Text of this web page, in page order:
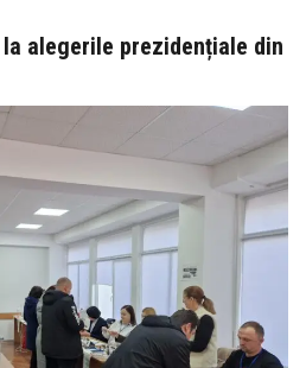
alegerile prezidențiale din